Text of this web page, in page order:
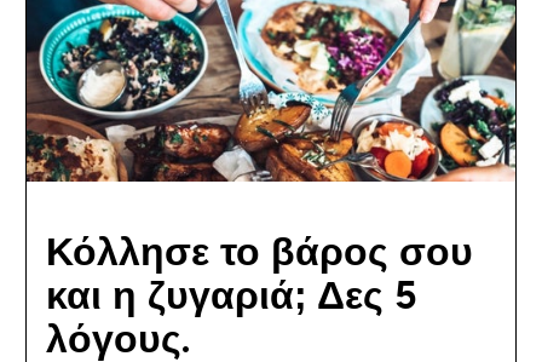
Κόλλησε το βάρος σου
και η ζυγαριά; Δες 5
λόγους.